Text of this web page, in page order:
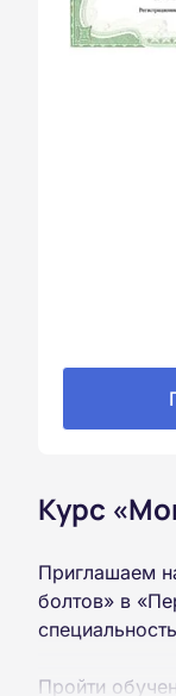
Курс
Приглашаем
болтов» в
Пройти